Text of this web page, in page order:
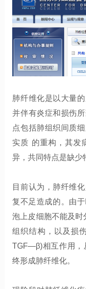
肺纤维化是以大量
并伴有炎症和损伤
点包括肺组织间质
实质 的重构，其发
异，共同特点是缺少
目前认为，肺纤维
复不足造成的。由
泡上皮细胞不能及时
组织结构，以及损
TGF—β)相互作用，
终形成肺纤维化。